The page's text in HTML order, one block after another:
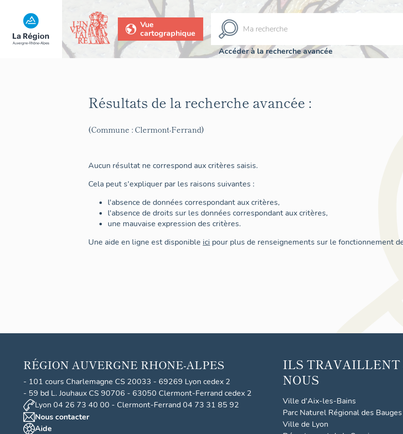
Vue
cartographique
Accéder à la recherche avancée
Résultats de la recherche avancée :
(Commune : Clermont-Ferrand)
Aucun résultat ne correspond aux critères saisis.
Cela peut s'expliquer par les raisons suivantes :
l'absence de données correspondant aux critères,
l'absence de droits sur les données correspondant aux critères,
une mauvaise expression des critères.
Une aide en ligne est disponible ici pour plus de renseignements sur le fonctionnement
RÉGION AUVERGNE RHONE-ALPES
- 101 cours Charlemagne CS 20033 - 69269 Lyon cedex 2
- 59 bd L. Jouhaux CS 90706 - 63050 Clermont-Ferrand cedex 2
Lyon 04 26 73 40 00 - Clermont-Ferrand 04 73 31 85 92
Nous contacter
Aide
ILS TRAVAILLENT
NOUS
Ville d'Aix-les-Bains
Parc Naturel Régional des Bauges
Ville de Lyon